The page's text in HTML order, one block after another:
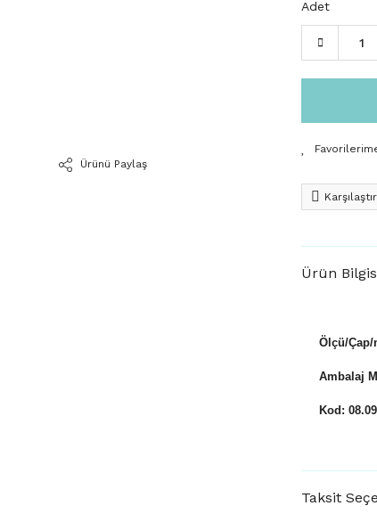
Ürünü Paylaş
Adet
Karşılaştır
Ürün
Ölçü/Çap/
Ambalaj
Kod:
Taksit